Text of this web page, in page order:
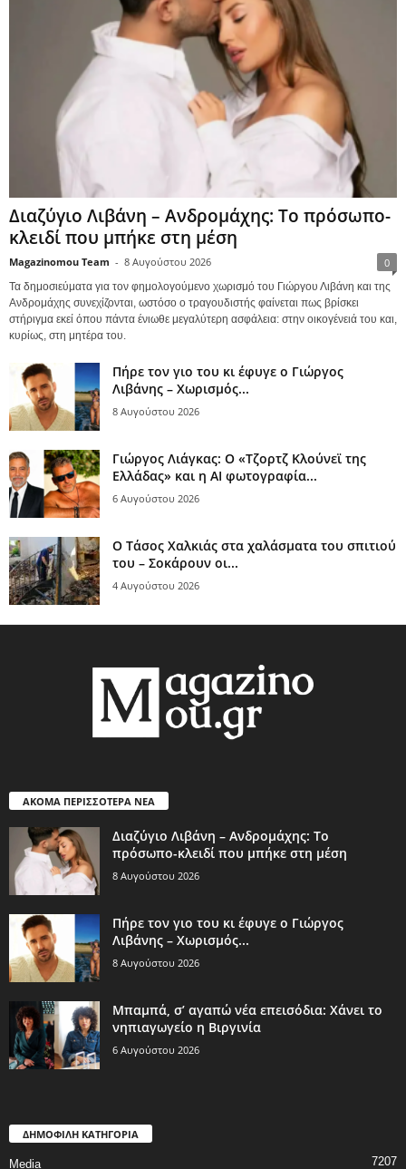
Διαζύγιο Λιβάνη – Ανδρομάχης: Το πρόσωπο-
κλειδί που μπήκε στη μέση
Magazinomou Team - 8 Αυγούστου 2026 0
Τα δημοσιεύματα για τον φημολογούμενο χωρισμό του Γιώργου Λιβάνη και της
Ανδρομάχης συνεχίζονται, ωστόσο ο τραγουδιστής φαίνεται πως βρίσκει
στήριγμα εκεί όπου πάντα ένιωθε μεγαλύτερη ασφάλεια: στην οικογένειά του και,
κυρίως, στη μητέρα του.
Πήρε τον γιο του κι έφυγε ο Γιώργος
Λιβάνης – Χωρισμός...
8 Αυγούστου 2026
Γιώργος Λιάγκας: Ο «Τζορτζ Κλούνεϊ της
Ελλάδας» και η AI φωτογραφία...
6 Αυγούστου 2026
Ο Τάσος Χαλκιάς στα χαλάσματα του σπιτιού
του – Σοκάρουν οι...
4 Αυγούστου 2026
ΑΚΟΜΑ ΠΕΡΙΣΣΟΤΕΡΑ ΝΕΑ
Διαζύγιο Λιβάνη – Ανδρομάχης: Το
πρόσωπο-κλειδί που μπήκε στη μέση
8 Αυγούστου 2026
Πήρε τον γιο του κι έφυγε ο Γιώργος
Λιβάνης – Χωρισμός...
8 Αυγούστου 2026
Μπαμπά, σ’ αγαπώ νέα επεισόδια: Χάνει το
νηπιαγωγείο η Βιργινία
6 Αυγούστου 2026
ΔΗΜΟΦΙΛΗ ΚΑΤΗΓΟΡΙΑ
Media 7207